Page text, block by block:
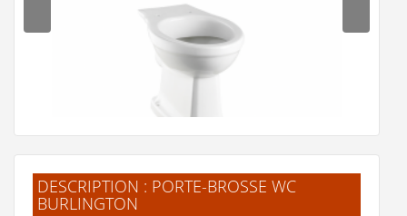
DESCRIPTION : PORTE-BROSSE WC
BURLINGTON